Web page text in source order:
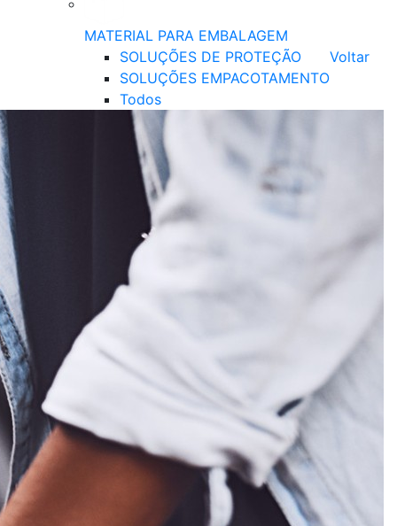
MATERIAL PARA EMBALAGEM
Voltar
SOLUÇÕES DE PROTEÇÃO
SOLUÇÕES EMPACOTAMENTO
Todos